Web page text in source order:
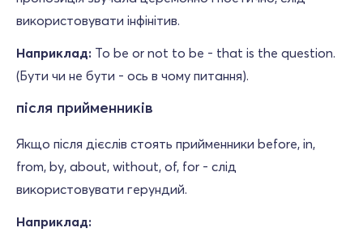
використовувати інфінітив.
Наприклад: To be or not to be - that is the question.
(Бути чи не бути - ось в чому питання).
після прийменників
Якщо після дієслів стоять прийменники before, in,
from, by, about, without, of, for - слід
використовувати герундий.
Наприклад: